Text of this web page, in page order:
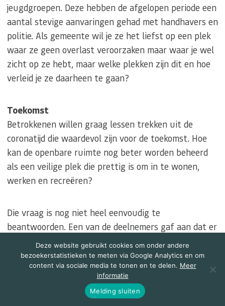
jeugdgroepen. Deze hebben de afgelopen periode een
aantal stevige aanvaringen gehad met handhavers en
politie. Als gemeente wil je ze het liefst op een plek
waar ze geen overlast veroorzaken maar waar je wel
zicht op ze hebt, maar welke plekken zijn dit en hoe
verleid je ze daarheen te gaan?
Toekomst
Betrokkenen willen graag lessen trekken uit de
coronatijd die waardevol zijn voor de toekomst. Hoe
kan de openbare ruimte nog beter worden beheerd
als een veilige plek die prettig is om in te wonen,
werken en recreëren?
Die vraag is nog niet heel eenvoudig te
beantwoorden. Een van de deelnemers gaf aan dat er
nu een operationeel plan binnenstad is waarvan een
deel waarschijnlijk niet snel meer gebruikt wordt en
een deel wellicht wel vaker zal worden toegepast.
Bijvoorbeeld de inzet van city hosts op drukke dagen.
En vanuit Utrecht werd aangegeven dat het in het
Deze website gebruikt cookies om onder andere
bezoekerstatistieken te meten via Google Analytics en om
content via sociale media te tonen en te delen. Meer
informatie
Melding sluiten